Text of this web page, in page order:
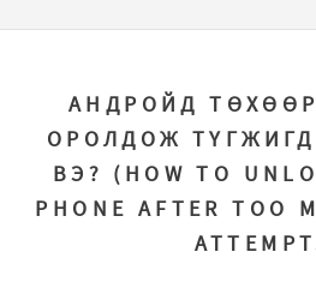
АНДРОЙД
ОРОЛДОЖ
ВЭ? (HOW TO
PHONE AFTER TOO